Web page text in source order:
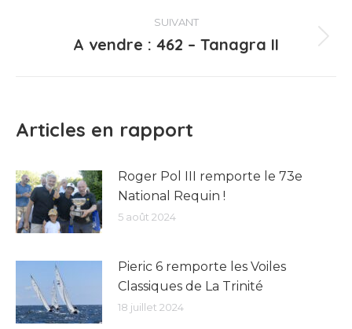
SUIVANT
Article
A vendre : 462 – Tanagra II
Articles en rapport
Roger Pol III remporte le 73e
National Requin !
5 août 2024
Pieric 6 remporte les Voiles
Classiques de La Trinité
18 juillet 2024